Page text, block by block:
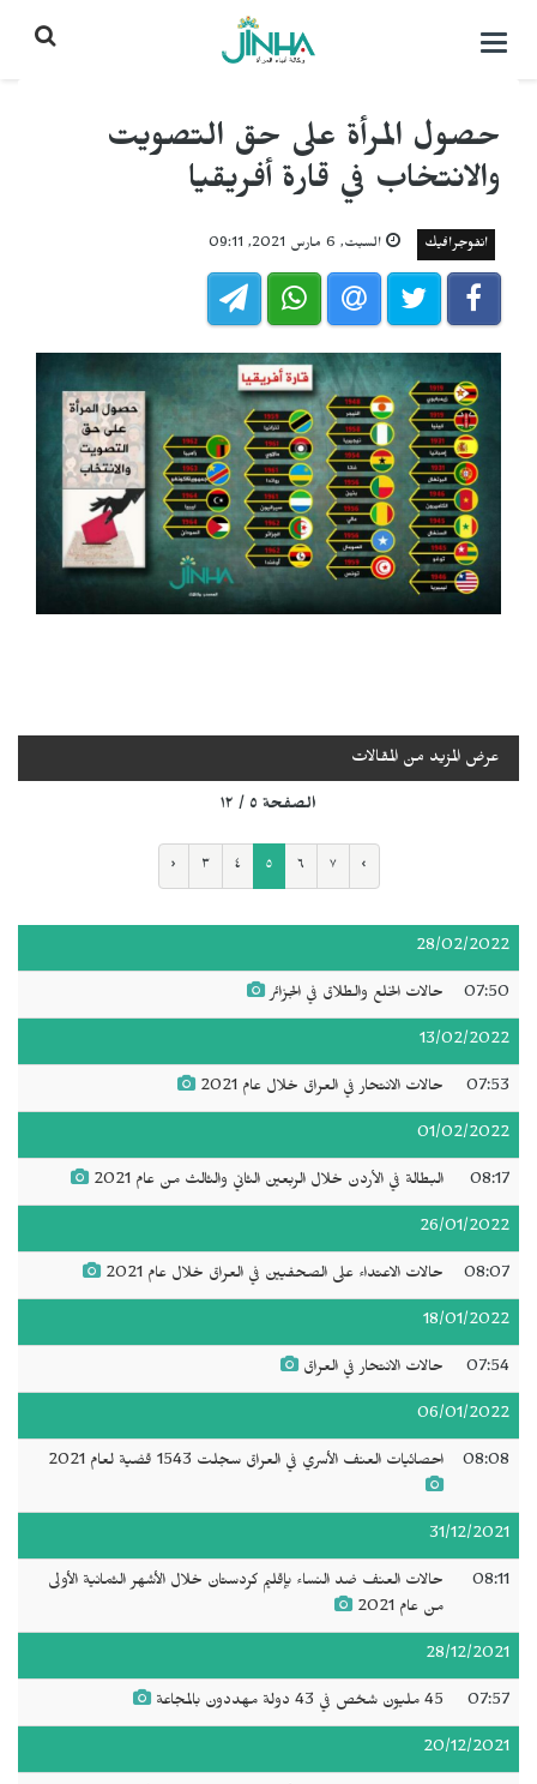
التحكم
حصول المرأة على حق التصويت
والانتخاب في قارة أفريقيا
انفوجرافيك السبت, 6 مارس 2021, 09:11
عرض المزيد من المقالات
الصفحة ٥ / ١٢
‹ ٣ ٤ ٥ ٦ ٧ ›
28/02/2022
07:50 حالات الخلع والطلاق في الجزائر
13/02/2022
07:53 حالات الانتحار في العراق خلال عام 2021
01/02/2022
08:17 البطالة في الأردن خلال الربعين الثاني والثالث من عام 2021
26/01/2022
08:07 حالات الاعتداء على الصحفيين في العراق خلال عام 2021
18/01/2022
07:54 حالات الانتحار في العراق
06/01/2022
08:08 احصائيات العنف الأسري في العراق سجلت 1543 قضية لعام 2021
31/12/2021
08:11
حالات العنف ضد النساء بإقليم كردستان خلال الأشهر الثمانية الأولى
من عام 2021
28/12/2021
07:57 45 مليون شخص في 43 دولة مهددون بالمجاعة
20/12/2021